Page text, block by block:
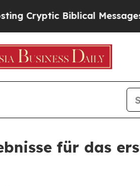
Messages on Social
für das